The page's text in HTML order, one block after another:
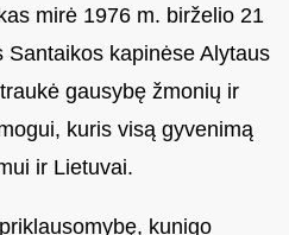
mirė 1976 m. birželio 21
kapinėse Alytaus
gausybę žmonių ir
kuris visą gyvenimą
ir Lietuvai.
kunigo